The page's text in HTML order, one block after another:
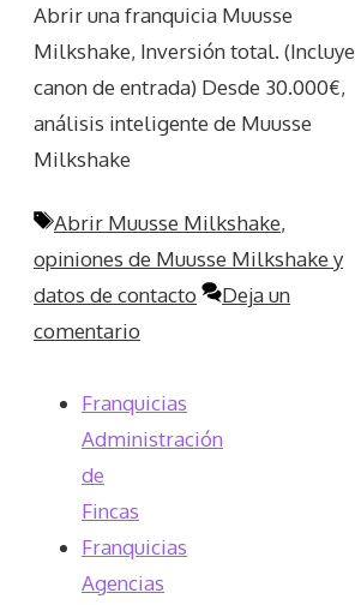
Abrir una franquicia Muusse
Milkshake, Inversión total. (Incluye
canon de entrada) Desde 30.000€,
análisis inteligente de Muusse
Milkshake
Etiquetas
Abrir Muusse Milkshake,
opiniones de Muusse Milkshake y
datos de contacto
Deja un
comentario
Franquicias
Administración
de
Fincas
Franquicias
Agencias